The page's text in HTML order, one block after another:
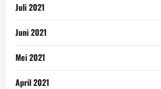
Juli 2021
Juni 2021
Mei 2021
April 2021